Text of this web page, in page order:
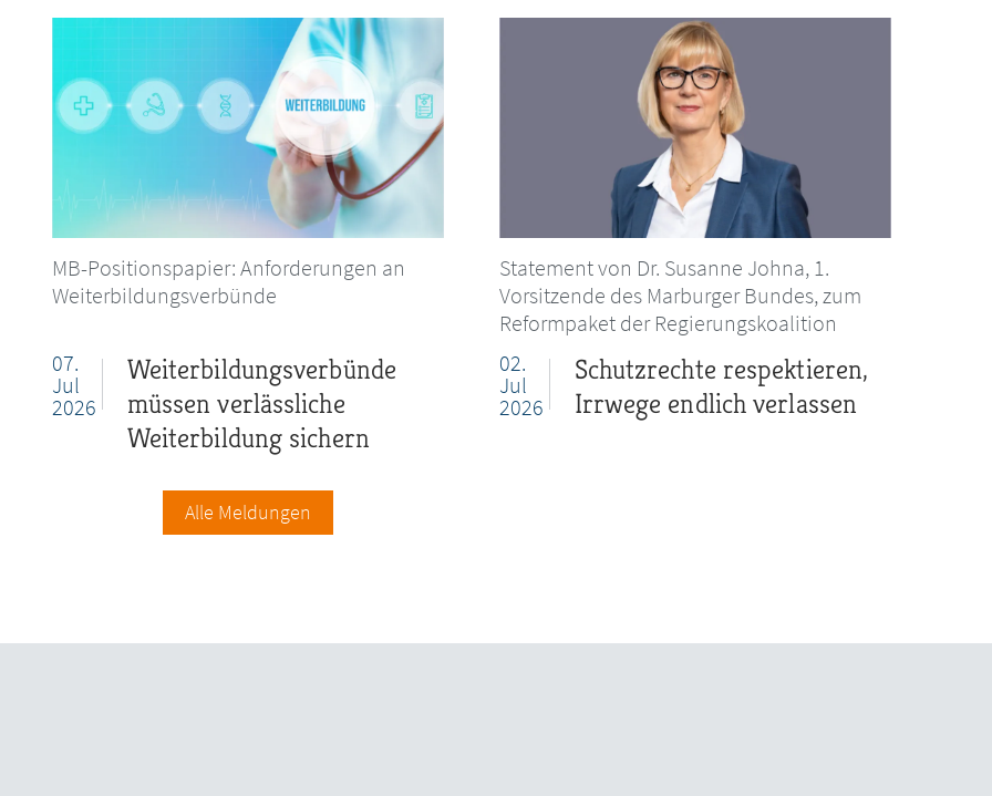
MB-Positionspapier: Anforderungen an
Weiterbildungsverbünde
07.
Jul
2026
Weiterbildungsverbünde
müssen verlässliche
Weiterbildung sichern
Statement von Dr. Susanne Johna, 1.
Vorsitzende des Marburger Bundes, zum
Reformpaket der Regierungskoalition
02.
Jul
2026
Schutzrechte respektieren,
Irrwege endlich verlassen
Alle Meldungen